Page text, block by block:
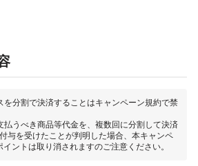
を分割で決済することはキャンペーン規約で禁
払うべき商品等代金を、複数回に分割して決済
与を受けたことが判明した場合、本キャンペ
ントは取り消されますのご注意ください。